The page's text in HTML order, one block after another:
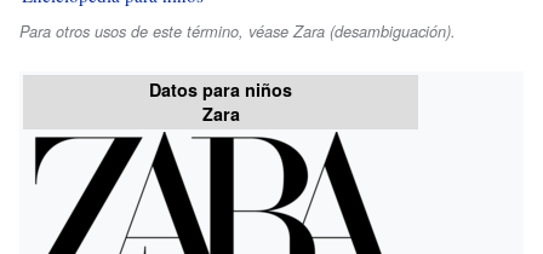
Para otros usos de este término, véase Zara (desambiguación).
Datos para niños
Zara